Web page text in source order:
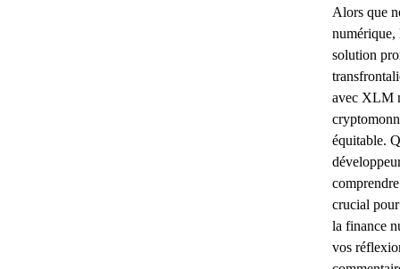
Alors que
numérique,
solution
avec XLM
équitable.
crucial
la finance
vos